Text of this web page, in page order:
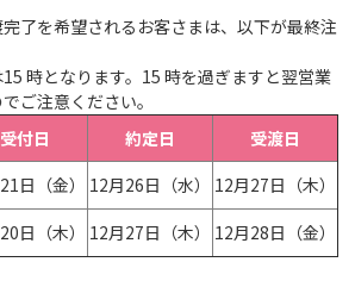
了を希望されるお客さまは、以下が最終注
時となります。15 時を過ぎますと翌営業
ご注意ください。
受付日 約定日
受渡日
日（金） 12月26日（水）
12月27日（木）
日（木） 12月27日（木） 12月28日（金）